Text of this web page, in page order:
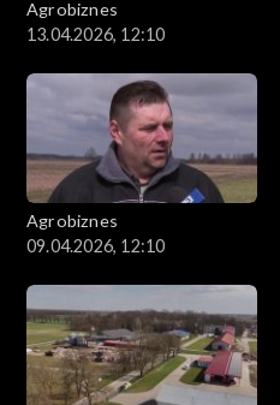
Agrobiznes
13.04.2026, 12:10
Agrobiznes
09.04.2026, 12:10